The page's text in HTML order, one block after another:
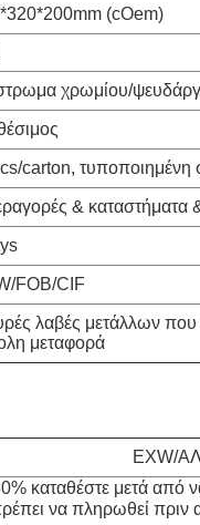
(cOem)
χρωμίου/
carton, τυποποιημένη
&
FOB/CIF
λαβές μετάλλων που
μεταφορά
EXW/
καταθέστε μετά από
να πληρωθεί πριν